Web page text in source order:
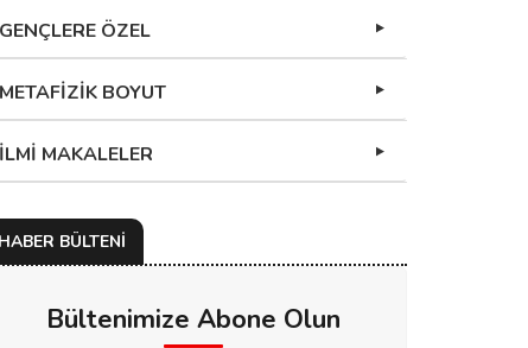
GENÇLERE ÖZEL
METAFİZİK BOYUT
İLMİ MAKALELER
HABER BÜLTENİ
Bültenimize Abone Olun